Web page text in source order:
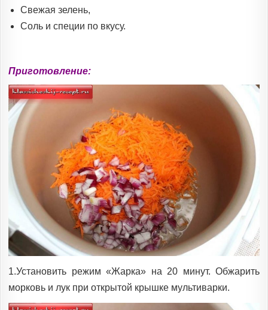
Свежая зелень,
Соль и специи по вкусу.
Приготовление:
1.Установить режим «Жарка» на 20 минут. Обжарить
морковь и лук при открытой крышке мультиварки.